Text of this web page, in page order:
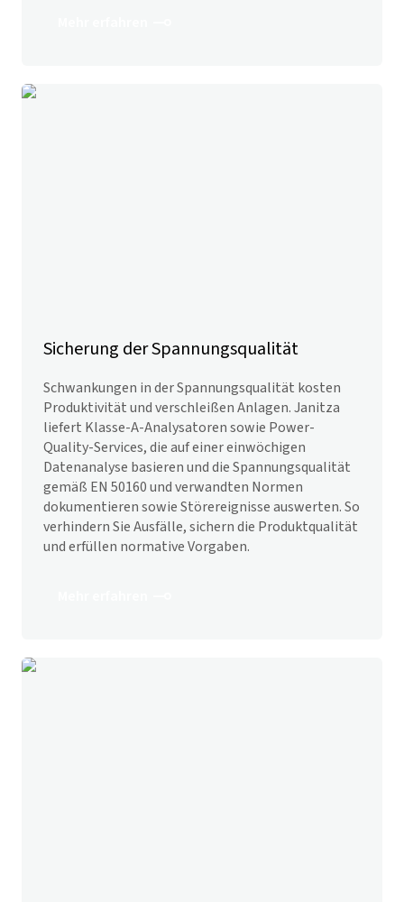
Sicherung der Spannungsqualität
Schwankungen in der Spannungs­qualität kosten
Produktivität und verschleißen Anlagen. Janitza
liefert Klasse-A-Analysatoren sowie Power-
Quality-Services, die auf einer einwöchigen
Datenanalyse basieren und die Spannungsqualität
gemäß EN 50160 und verwandten Normen
dokumentieren sowie Stör­ereignisse auswerten. So
verhindern Sie Ausfälle, sichern die Produkt­qualität
und erfüllen normative Vorgaben.